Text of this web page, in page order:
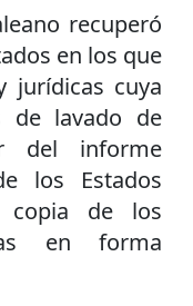
recuperó
en los que
jurídicas cuya
de lavado de
del informe
los Estados
copia de los
en forma